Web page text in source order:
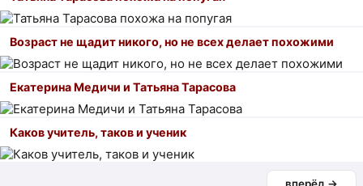
Возраст не щадит никого, но не всех делает похожими
Екатерина Медичи и Татьяна Тарасова
Каков учитель, таков и ученик